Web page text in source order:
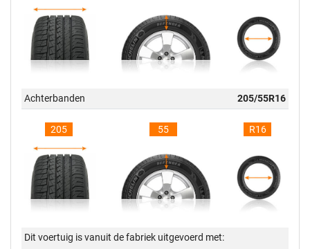
Achterbanden 205/55R16
205 55 R16
Dit voertuig is vanuit de fabriek uitgevoerd met: